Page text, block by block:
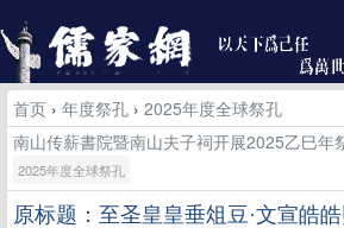
首页 › 年度祭孔 › 2025年度全球祭孔
南山传薪書院暨南山夫子祠开展2025乙巳年
2025年度全球祭孔
原标题：至圣皇皇垂俎豆·文宣皓